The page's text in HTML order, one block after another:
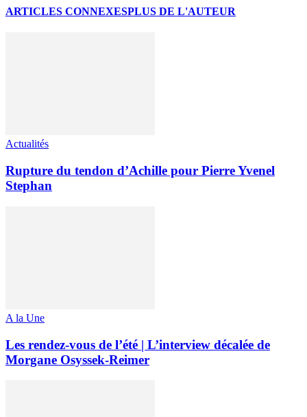
ARTICLES CONNEXESPLUS DE L'AUTEUR
Actualités
Rupture du tendon d’Achille pour Pierre Yvenel
Stephan
A la Une
Les rendez-vous de l’été | L’interview décalée de
Morgane Osyssek-Reimer